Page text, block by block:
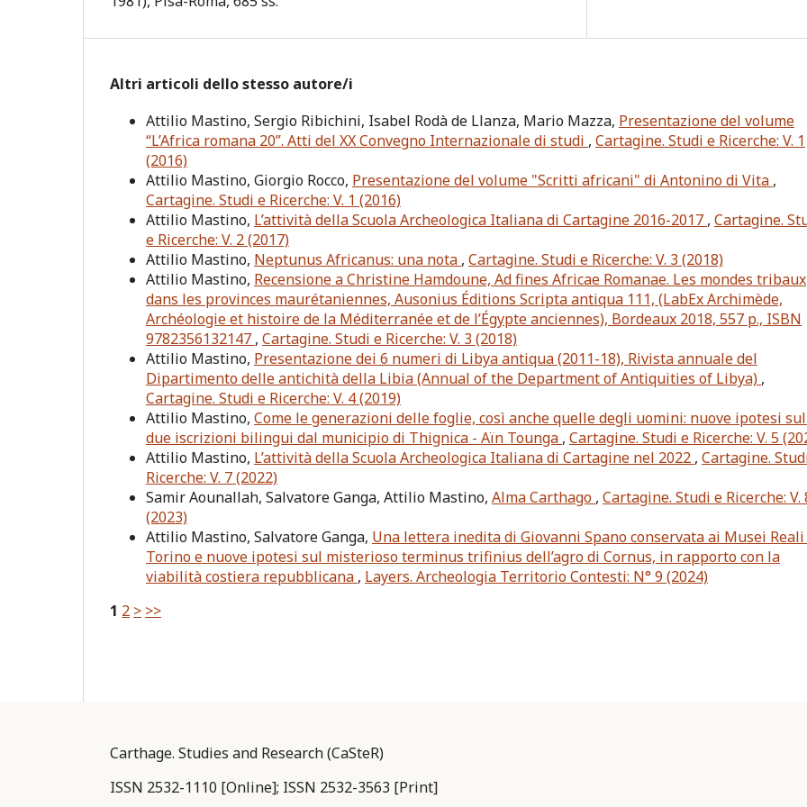
Altri articoli dello stesso autore/i
Attilio Mastino, Sergio Ribichini, Isabel Rodà de Llanza, Mario Mazza, Presentazione del volume
“L’Africa romana 20”. Atti del XX Convegno Internazionale di studi , Cartagine. Studi e Ricerche: V. 1
(2016)
Attilio Mastino, Giorgio Rocco, Presentazione del volume "Scritti africani" di Antonino di Vita ,
Cartagine. Studi e Ricerche: V. 1 (2016)
Attilio Mastino, L’attività della Scuola Archeologica Italiana di Cartagine 2016-2017 , Cartagine.
e Ricerche: V. 2 (2017)
Attilio Mastino, Neptunus Africanus: una nota , Cartagine. Studi e Ricerche: V. 3 (2018)
Attilio Mastino, Recensione a Christine Hamdoune, Ad fines Africae Romanae. Les mondes tribaux
dans les provinces maurétaniennes, Ausonius Éditions Scripta antiqua 111, (LabEx Archimède,
Archéologie et histoire de la Méditerranée et de l’Égypte anciennes), Bordeaux 2018, 557 p., ISBN
9782356132147 , Cartagine. Studi e Ricerche: V. 3 (2018)
Attilio Mastino, Presentazione dei 6 numeri di Libya antiqua (2011-18), Rivista annuale del
Dipartimento delle antichità della Libia (Annual of the Department of Antiquities of Libya) ,
Cartagine. Studi e Ricerche: V. 4 (2019)
Attilio Mastino, Come le generazioni delle foglie, così anche quelle degli uomini: nuove ipotesi
due iscrizioni bilingui dal municipio di Thignica - Aïn Tounga , Cartagine. Studi e Ricerche: V. 5
Attilio Mastino, L’attività della Scuola Archeologica Italiana di Cartagine nel 2022 , Cartagine.
Ricerche: V. 7 (2022)
Samir Aounallah, Salvatore Ganga, Attilio Mastino, Alma Carthago , Cartagine. Studi e Ricerche: V.
(2023)
Attilio Mastino, Salvatore Ganga, Una lettera inedita di Giovanni Spano conservata ai Musei
Torino e nuove ipotesi sul misterioso terminus trifinius dell’agro di Cornus, in rapporto con la
viabilità costiera repubblicana , Layers. Archeologia Territorio Contesti: N° 9 (2024)
1 2 > >>
Carthage. Studies and Research (CaSteR)
ISSN 2532-1110 [Online]; ISSN 2532-3563 [Print]